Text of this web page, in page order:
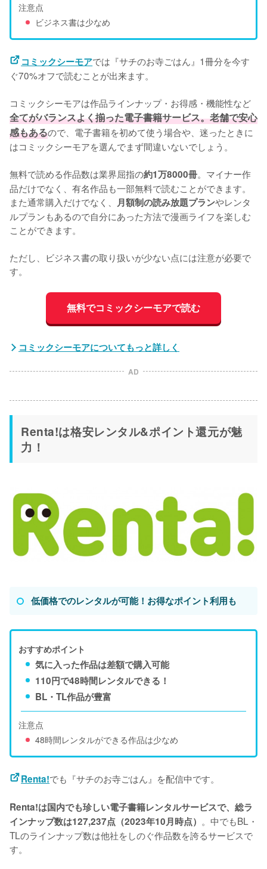
注意点
ビジネス書は少なめ
コミックシーモアでは『サチのお寺ごはん』1冊分を今す
ぐ70%オフで読むことが出来ます。
コミックシーモアは作品ラインナップ・お得感・機能性など
全てがバランスよく揃った電子書籍サービス。老舗で安心
感もあるので、電子書籍を初めて使う場合や、迷ったときに
はコミックシーモアを選んでまず間違いないでしょう。
無料で読める作品数は業界屈指の約1万8000冊。マイナー作
品だけでなく、有名作品も一部無料で読むことができます。
また通常購入だけでなく、 月額制の読み放題プランやレンタ
ルプランもあるので自分にあった方法で漫画ライフを楽しむ
ことができます。
ただし、ビジネス書の取り扱いが少ない点には注意が必要で
す。
無料でコミックシーモアで読む
コミックシーモアについてもっと詳しく
AD
Renta!は格安レンタル&ポイント還元が魅
力！
低価格でのレンタルが可能！お得なポイント利用も
おすすめポイント
気に入った作品は差額で購入可能
110円で48時間レンタルできる！
BL・TL作品が豊富
注意点
48時間レンタルができる作品は少なめ
Renta!でも『サチのお寺ごはん』を配信中です。
Renta!は国内でも珍しい電子書籍レンタルサービスで、総ラ
インナップ数は127,237点（2023年10月時点） 。中でもBL・
TLのラインナップ数は他社をしのぐ作品数を誇るサービスで
す。